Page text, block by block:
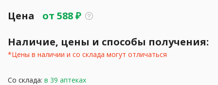
Цена от 588₽
Наличие, цены и способы получения:
*Цены в наличии и со склада могут отличаться
Со склада: в 39 аптеках